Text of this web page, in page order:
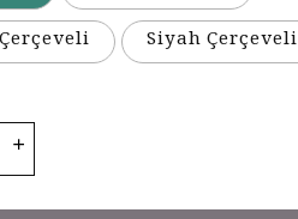
Siyah Çerçeveli